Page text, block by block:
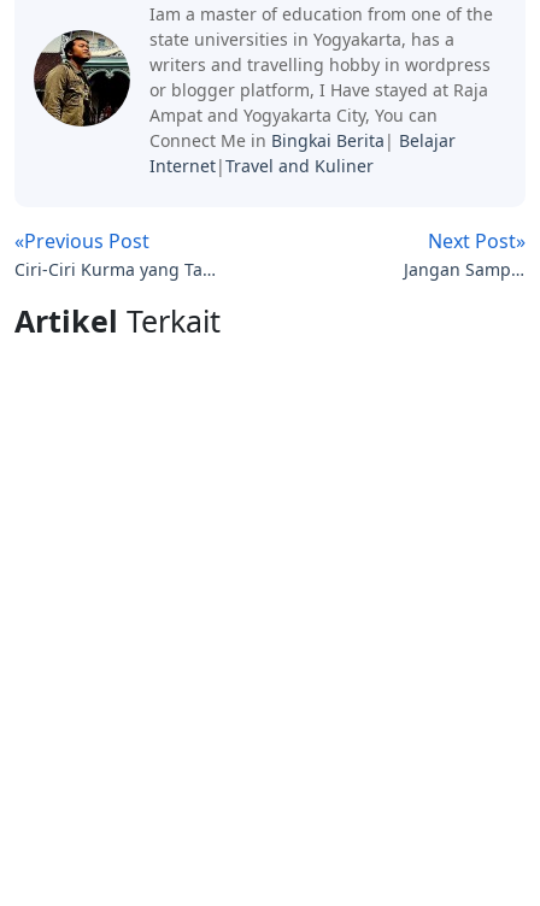
Iam a master of education from one of the
state universities in Yogyakarta, has a
writers and travelling hobby in wordpress
or blogger platform, I Have stayed at Raja
Ampat and Yogyakarta City, You can
Connect Me in Bingkai Berita | Belajar
Internet|Travel and Kuliner
«Previous Post
Ciri-Ciri Kurma yang Tak
Next Post»
Jangan Sampai
Artikel Terkait